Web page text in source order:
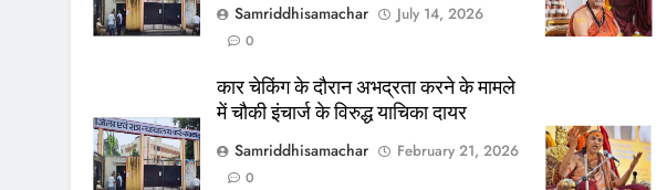
Samriddhisamachar
July 14, 2026
0
कार चेकिंग के दौरान अभद्रता करने के मामले
में चौकी इंचार्ज के विरुद्ध याचिका दायर
Samriddhisamachar
February 21, 2026
0